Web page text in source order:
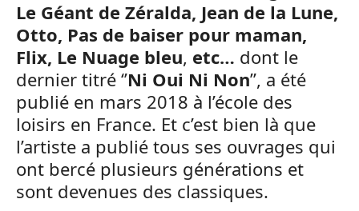
Le Géant de Zéralda, Jean de la Lune,
Otto, Pas de baiser pour maman,
Flix, Le Nuage bleu, etc… dont le
dernier titré ‘’Ni Oui Ni Non’’, a été
publié en mars 2018 à l’école des
loisirs en France. Et c’est bien là que
l’artiste a publié tous ses ouvrages qui
ont bercé plusieurs générations et
sont devenues des classiques.